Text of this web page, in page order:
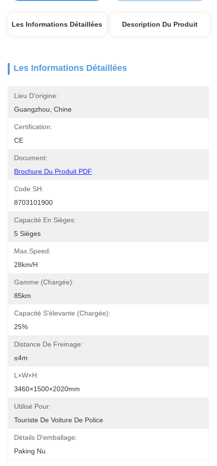
Les Informations Détaillées Description Du Produit
Les Informations Détaillées
Lieu D'origine:
Guangzhou, Chine
Certification:
CE
Document:
Brochure Du Produit PDF
Code SH:
8703101900
Capacité En Sièges:
5 Sièges
Max.speed:
28km/h
Gamme (chargée):
85km
Capacité S'élevante (chargée):
25%
Distance De Freinage:
≤4m
L×W×H:
3460×1500×2020mm
Utilisé Pour:
Touriste De Voiture De Police
Détails D'emballage:
Paking Nu